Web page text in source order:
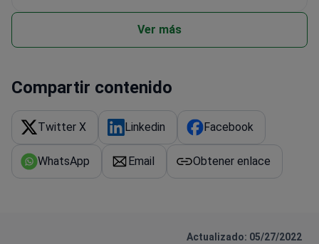
Ver más
Compartir contenido
Twitter X Linkedin Facebook
WhatsApp Email Obtener enlace
Actualizado: 05/27/2022